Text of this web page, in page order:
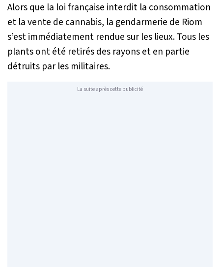
Alors que la loi française interdit la consommation
et la vente de cannabis, la gendarmerie de Riom
s’est immédiatement rendue sur les lieux. Tous les
plants ont été retirés des rayons et en partie
détruits par les militaires.
La suite après cette publicité